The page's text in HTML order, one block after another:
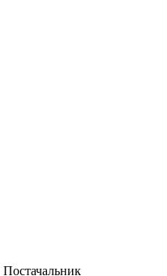
Постачальник